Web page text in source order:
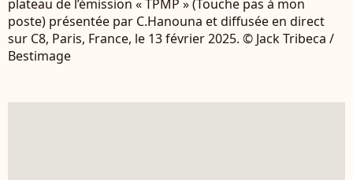
plateau de l’émission « TPMP » (Touche pas à mon
poste) présentée par C.Hanouna et diffusée en direct
sur C8, Paris, France, le 13 février 2025. © Jack Tribeca /
Bestimage